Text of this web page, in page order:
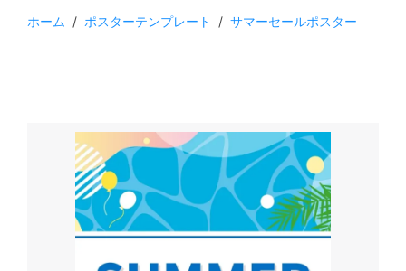
ホーム / ポスターテンプレート / サマーセールポスター